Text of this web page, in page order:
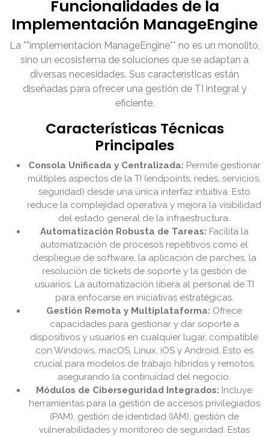
Funcionalidades de la
Implementación ManageEngine
La **implementación ManageEngine** no es un monolito,
sino un ecosistema de soluciones que se adaptan a
diversas necesidades. Sus características están
diseñadas para ofrecer una gestión de TI integral y
eficiente.
Características Técnicas
Principales
Consola Unificada y Centralizada: Permite gestionar
múltiples aspectos de la TI (endpoints, redes, servicios,
seguridad) desde una única interfaz intuitiva. Esto
reduce la complejidad operativa y mejora la visibilidad
del estado general de la infraestructura.
Automatización Robusta de Tareas: Facilita la
automatización de procesos repetitivos como el
despliegue de software, la aplicación de parches, la
resolución de tickets de soporte y la gestión de
usuarios. La automatización libera al personal de TI
para enfocarse en iniciativas estratégicas.
Gestión Remota y Multiplataforma: Ofrece
capacidades para gestionar y dar soporte a
dispositivos y usuarios en cualquier lugar, compatible
con Windows, macOS, Linux, iOS y Android. Esto es
crucial para modelos de trabajo híbridos y remotos,
asegurando la continuidad del negocio.
Módulos de Ciberseguridad Integrados: Incluye
herramientas para la gestión de accesos privilegiados
(PAM), gestión de identidad (IAM), gestión de
vulnerabilidades y monitoreo de seguridad. Estas